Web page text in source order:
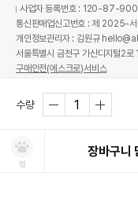
수량
찜
장바구니
사업자 등록번호 : 120-87-
통신판매업신고번호 : 제 2025-
개인정보관리자 : 김원규
서울특별시 금천구 가산디지털2
구매안전(에스크로)서비스